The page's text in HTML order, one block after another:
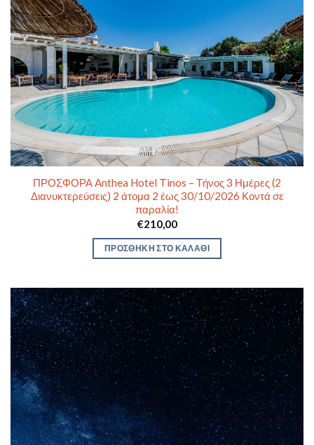
ΠΡΟΣΦΟΡΑ Anthea Hotel Tinos – Τήνος 3 Ημέρες (2
Διανυκτερεύσεις) 2 άτομα 2 έως 30/10/2026 Κοντά σε
παραλία!
€210,00
ΠΡΟΣΘΉΚΗ ΣΤΟ ΚΑΛΆΘΙ